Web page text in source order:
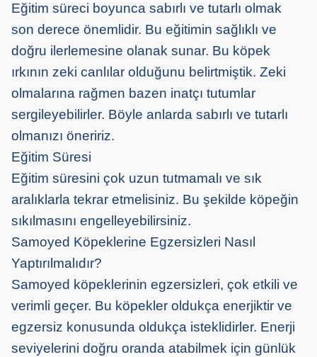
Eğitim süreci boyunca sabırlı ve tutarlı olmak
son derece önemlidir. Bu eğitimin sağlıklı ve
doğru ilerlemesine olanak sunar. Bu köpek
ırkının zeki canlılar olduğunu belirtmiştik. Zeki
olmalarına rağmen bazen inatçı tutumlar
sergileyebilirler. Böyle anlarda sabırlı ve tutarlı
olmanızı öneririz.
Eğitim Süresi
Eğitim süresini çok uzun tutmamalı ve sık
aralıklarla tekrar etmelisiniz. Bu şekilde köpeğin
sıkılmasını engelleyebilirsiniz.
Samoyed Köpeklerine Egzersizleri Nasıl
Yaptırılmalıdır?
Samoyed köpeklerinin egzersizleri, çok etkili ve
verimli geçer. Bu köpekler oldukça enerjiktir ve
egzersiz konusunda oldukça isteklidirler. Enerji
seviyelerini doğru oranda atabilmek için günlük